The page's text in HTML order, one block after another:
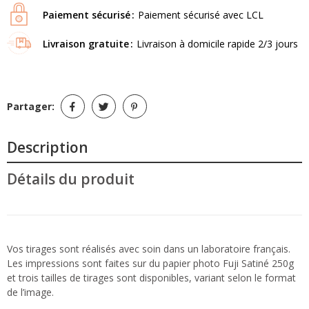
Paiement sécurisé Paiement sécurisé avec LCL
Livraison gratuite Livraison à domicile rapide 2/3 jours
Partager:
Description
Détails du produit
Vos tirages sont réalisés avec soin dans un laboratoire français.
Les impressions sont faites sur du papier photo Fuji Satiné 250g
et trois tailles de tirages sont disponibles, variant selon le format
de l’image.